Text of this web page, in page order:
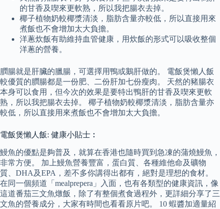
的甘香及喫來更軟熟，所以我把腸衣去掉。
椰子植物奶較椰漿清淡，脂肪含量亦較低，所以直接用來
煮飯也不會增加太大負擔。
洋蔥炊飯有助維持血管健康，用炊飯的形式可以吸收整個
洋蔥的營養。
膶腸就是肝臟的臘腸，可選擇用鴨或鵝肝做的。 電飯煲懶人飯
較優質的膶腸都是一份肥、二份肝加七份瘦肉。 天然的豬腸衣
本身可以食用，但今次的效果是要特出鴨肝的甘香及喫來更軟
熟，所以我把腸衣去掉。 椰子植物奶較椰漿清淡，脂肪含量亦
較低，所以直接用來煮飯也不會增加太大負擔。
電飯煲懶人飯: 健康小貼士︰
鰻魚的優點是夠普及，就算在香港也隨時買到急凍的蒲燒鰻魚，
非常方便。 加上鰻魚營養豐富，蛋白質、各種維他命及礦物
質、DHA及EPA，差不多你講得出都有，絕對是理想的食材。
在同一個頻道「mealprepera」入面，也有各類型的健康資訊，像
這道番茄三文魚燉飯，除了有整個煮食過程外，更詳細分享了三
文魚的營養成分，大家有時間也看看原片吧。 10 蝦醬加適量紹